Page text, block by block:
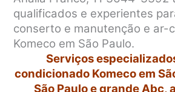
qualificados e experientes
conserto e manutenção e ar-
Komeco em São Paulo.
Serviços
condicionado Komeco em
São Paulo e grande Abc,